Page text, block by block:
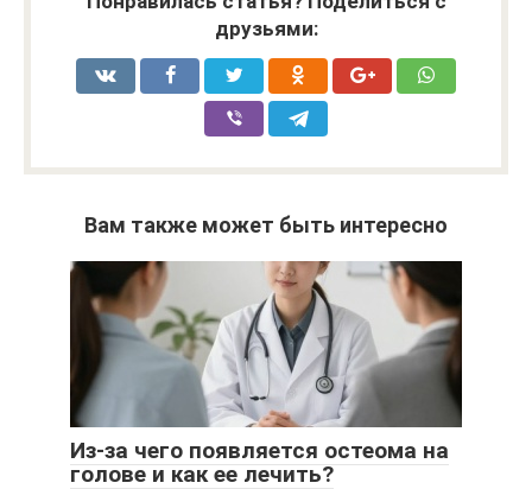
друзьями:
Вам также может быть интересно
Из-за чего появляется остеома на
голове и как ее лечить?